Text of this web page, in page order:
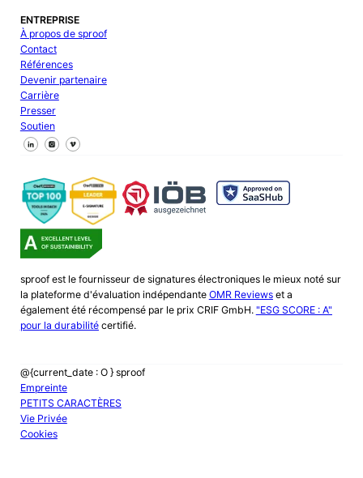
ENTREPRISE
À propos de sproof
Contact
Références
Devenir partenaire
Carrière
Presser
Soutien
Suivez-nous sur Facebook
Suivez-nous sur X
Suivez-nous sur LinkedIn
sproof est le fournisseur de signatures électroniques le mieux noté sur
la plateforme d'évaluation indépendante OMR Reviewset a
également été récompensé par le prix CRIF GmbH. "ESG SCORE : A"
pour la durabilitécertifié.
@{current_date : O } sproof
Empreinte
PETITS CARACTÈRES
Vie Privée
Cookies